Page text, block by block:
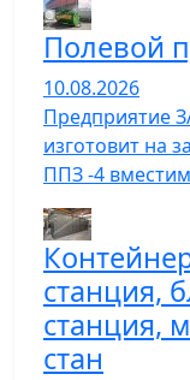
Полевой
10.08.2026
Предприятие
изготовит на
ППЗ -4
станция,
станция,
стан